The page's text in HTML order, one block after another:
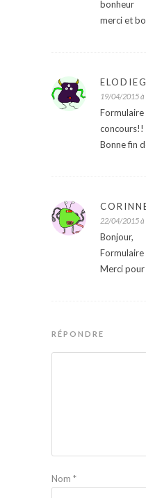
bonheur
merci et
ELODIEG
19/04/2015 à
concours!!
Bonne fin
22/04/2015 à
Bonjour,
Formulaire
Merci pour
RÉPONDRE
Nom *